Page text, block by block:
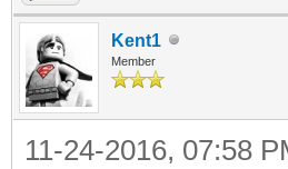
Kent1
Member
11-24-2016, 07:58